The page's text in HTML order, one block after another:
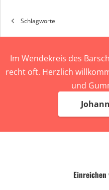
Schlagworte
Im Wendekreis des
recht oft. Herzlich
und